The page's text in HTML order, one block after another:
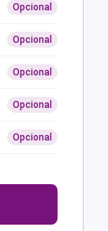
Opcional
Opcional
Opcional
Opcional
Opcional